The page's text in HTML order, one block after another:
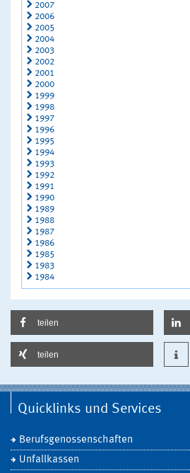
2007
2006
2005
2004
2003
2002
2001
2000
1999
1998
1997
1996
1995
1994
1993
1992
1991
1990
1989
1988
1987
1986
1985
1983
1984
teilen
teilen
Quicklinks und Services
Berufsgenossenschaften
Unfallkassen